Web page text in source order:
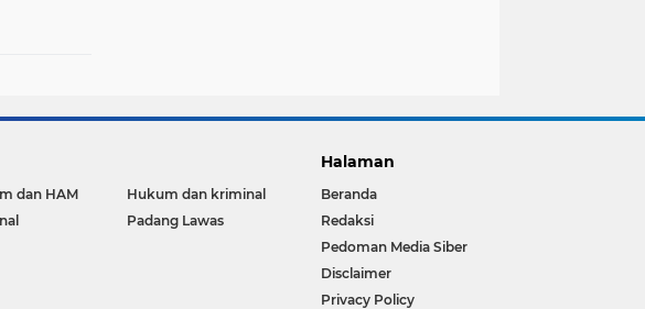
dan HAM
Hukum dan kriminal
Padang Lawas
Halaman
Beranda
Redaksi
Pedoman Media Siber
Disclaimer
Privacy Policy